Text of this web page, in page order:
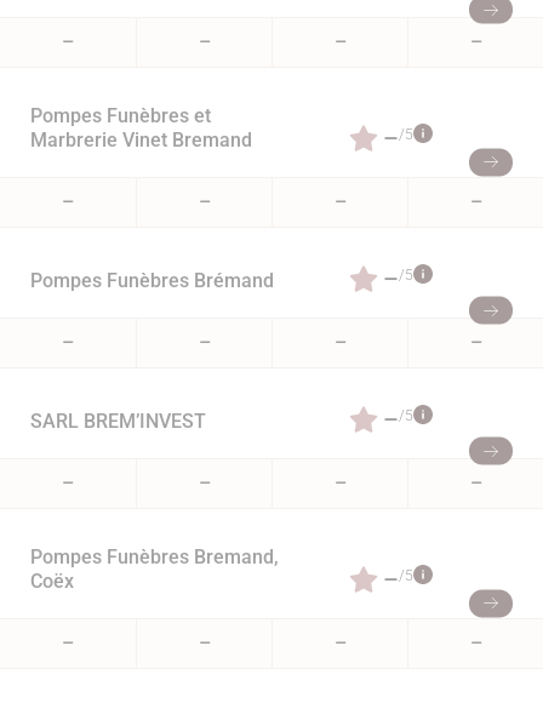
– – – –
Pompes Funèbres et
Marbrerie Vinet Bremand
–/5
– – – –
Pompes Funèbres Brémand –/5
– – – –
SARL BREM’INVEST –/5
– – – –
Pompes Funèbres Bremand,
Coëx
–/5
– – – –